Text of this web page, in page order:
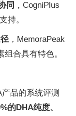
同 ，CogniPlus
持。
，MemoraPeak
合具有特色。
品的系统评测
的DHA纯度、